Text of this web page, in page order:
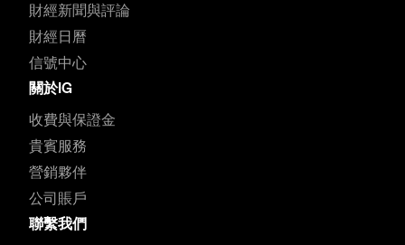
財經新聞與評論
財經日曆
信號中心
關於IG
收費與保證金
貴賓服務
營銷夥伴
公司賬戶
聯繫我們